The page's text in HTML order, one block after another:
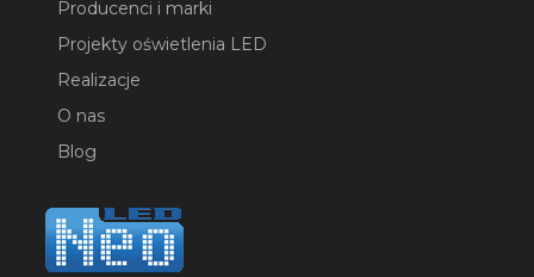
Producenci i marki
Projekty oświetlenia LED
Realizacje
O nas
Blog